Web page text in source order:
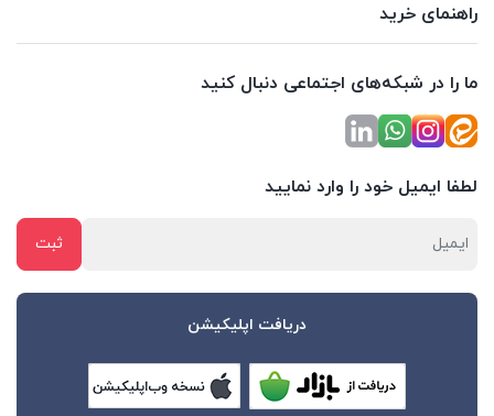
راهنمای خرید
ما را در شبکه‌های اجتماعی دنبال کنید
لطفا ایمیل خود را وارد نمایید
دریافت اپلیکیشن